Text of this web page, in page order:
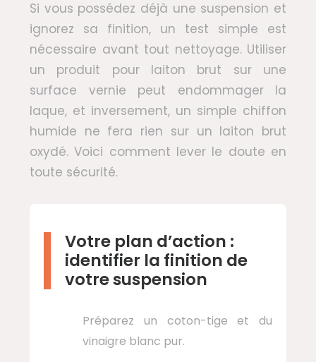
Si vous possédez déjà une suspension et
ignorez sa finition, un test simple est
nécessaire avant tout nettoyage. Utiliser
un produit pour laiton brut sur une
surface vernie peut endommager la
laque, et inversement, un simple chiffon
humide ne fera rien sur un laiton brut
oxydé. Voici comment lever le doute en
toute sécurité.
Votre plan d’action :
identifier la finition de
votre suspension
Préparez un coton-tige et du
vinaigre blanc pur.